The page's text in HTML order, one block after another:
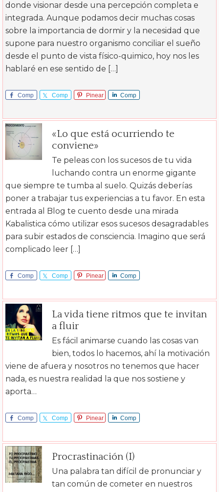
donde visionar desde una percepción completa e
integrada. Aunque podamos decir muchas cosas
sobre la importancia de dormir y la necesidad que
supone para nuestro organismo conciliar el sueño
desde el punto de vista físico-quimico, hoy nos les
hablaré en ese sentido de […]
Comp
Comp
Pinear
Comp
«Lo que está ocurriendo te
conviene»
Te peleas con los sucesos de tu vida
luchando contra un enorme gigante
que siempre te tumba al suelo. Quizás deberías
poner a trabajar tus experiencias a tu favor. En esta
entrada al Blog te cuento desde una mirada
Kabalistica cómo utilizar esos sucesos desagradables
para subir estados de consciencia. Imagino que será
complicado leer […]
Comp
Comp
Pinear
Comp
La vida tiene ritmos que te invitan
a fluir
Es fácil animarse cuando las cosas van
bien, todos lo hacemos, ahí la motivación
viene de afuera y nosotros no tenemos que hacer
nada, es nuestra realidad la que nos sostiene y
aporta…
Comp
Comp
Pinear
Comp
Procrastinación (I)
Una palabra tan difícil de pronunciar y
tan común de cometer en nuestros